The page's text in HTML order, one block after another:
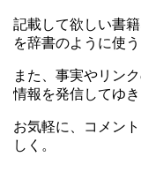
記載して欲しい書
を辞書のように使
また、事実やリン
情報を発信してゆき
お気軽に、コメント
しく。